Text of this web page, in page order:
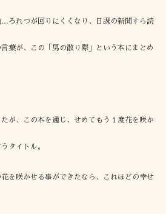
ろれつが回りにくくなり、日課の新聞すら読
葉が、この「男の散り際」という本にまとめ
が、この本を通じ、せめてもう１度花を咲か
タイトル。
を咲かせる事ができたなら、これほどの幸せ